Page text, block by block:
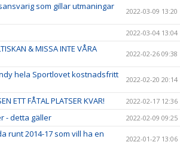
som gillar utmaningar
2022-03-09 13:20
2022-03-04 13:04
& MISSA INTE VÅRA
2022-02-26 09:38
hela Sportlovet kostnadsfritt
2022-02-20 20:14
ETT FÅTAL PLATSER KVAR! 2022-02-17 12:36
- detta gäller 2022-02-09 09:25
runt 2014-17 som vill ha en
2022-01-27 13:06